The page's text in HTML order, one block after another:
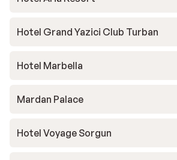
Hotel Grand Yazici Club Turban
Hotel Marbella
Mardan Palace
Hotel Voyage Sorgun